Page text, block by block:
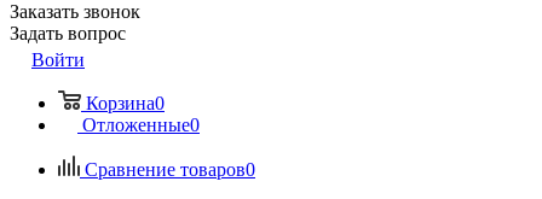
Заказать звонок
Задать вопрос
Войти
Корзина0
Отложенные0
Сравнение товаров0